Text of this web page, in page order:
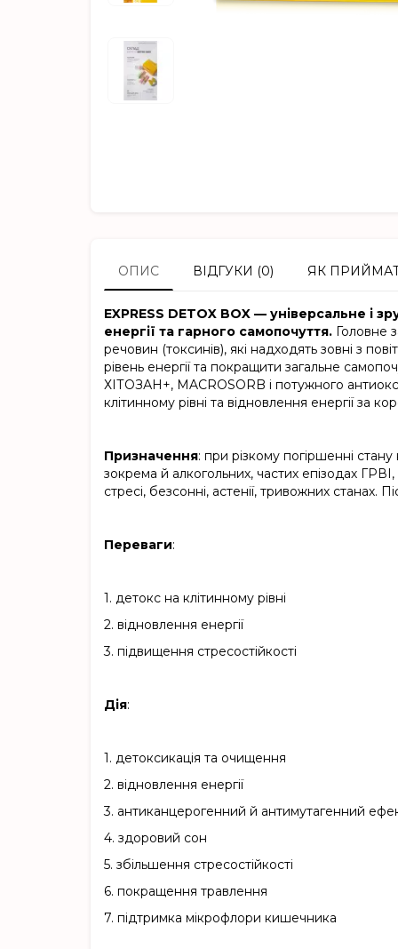
ОПИС ВІДГУКИ (0) ЯК
EXPRESS DETOX BOX — універсальне і
енергії та гарного самопочуття. Головне
речовин (токсинів), які надходять зовні з
рівень енергії та покращити загальне
ХІТОЗАН+, MACROSORB і потужного
клітинному рівні та відновлення енергії за
Призначення: при різкому погіршенні
зокрема й алкогольних, частих епізодах
стресі, безсонні, астенії, тривожних станах.
Переваги:
1. детокс на клітинному рівні
2. відновлення енергії
3. підвищення стресостійкості
Дія:
1. детоксикація та очищення
2. відновлення енергії
3. антиканцерогенний й антимутагенний
4. здоровий сон
5. збільшення стресостійкості
6. покращення травлення
7. підтримка мікрофлори кишечника